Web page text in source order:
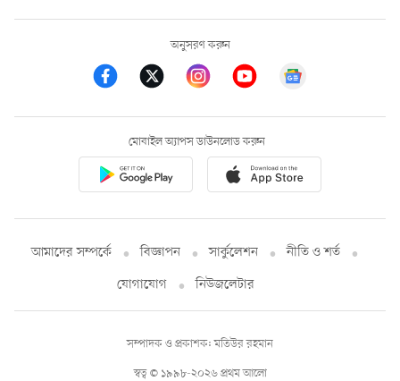
অনুসরণ করুন
মোবাইল অ্যাপস ডাউনলোড করুন
আমাদের সম্পর্কে বিজ্ঞাপন সার্কুলেশন
নীতি ও শর্ত
যোগাযোগ
নিউজলেটার
স্বত্ব © ১৯৯৮-২০২৬ প্রথম আলো
সম্পাদক ও প্রকাশক: মতিউর রহমান